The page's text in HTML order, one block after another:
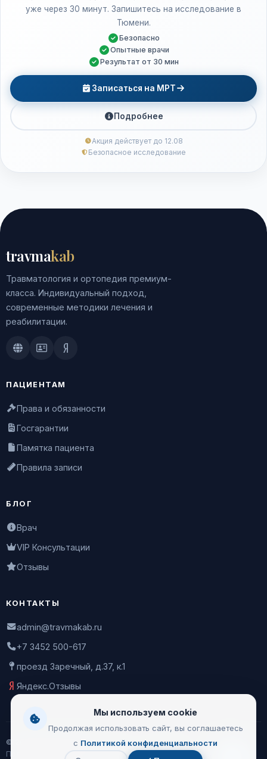
уже через 30 минут. Запишитесь на исследование в
Тюмени.
Безопасно
Опытные врачи
Результат от 30 мин
Записаться на МРТ
Подробнее
Акция действует до 12.08
Безопасное исследование
travmakab
Травматология и ортопедия премиум-
класса. Индивидуальный подход,
современные методики лечения и
реабилитации.
Doctu.ruПроДокторов
Яндекс.Здоровье
ПАЦИЕНТАМ
Права и обязанности
Госгарантии
Памятка пациента
Правила записи
БЛОГ
Врач
VIP Консультации
Отзывы
КОНТАКТЫ
admin@travmakab.ru
+7 3452 500-617
проезд Заречный, д.37, к.1
Яндекс.Отзывы
© 2026 Leontiev Clinic
Пользовательское соглашение
Мы используем cookie
Продолжая использовать сайт, вы соглашаетесь
с Политикой конфиденциальности